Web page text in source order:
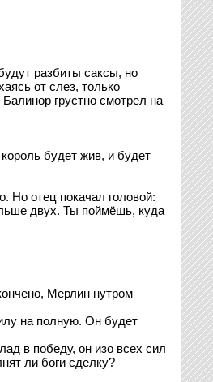
разбиты саксы, но
от слез, только
грустно смотрел на
будет жив, и будет
Но отец покачал головой:
двух. Ты поймёшь, куда
Мерлин нутром
на полную. Он будет
в победу, он изо всех сил
ли боги сделку?